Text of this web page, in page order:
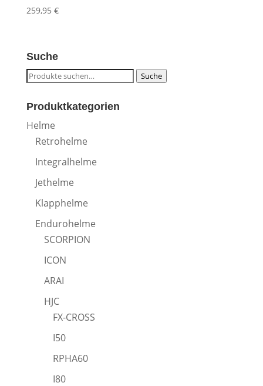
259,95 €
Suche
Suche
Suche
Produktkategorien
Helme
Retrohelme
Integralhelme
Jethelme
Klapphelme
Endurohelme
SCORPION
ICON
ARAI
HJC
FX-CROSS
I50
RPHA60
I80